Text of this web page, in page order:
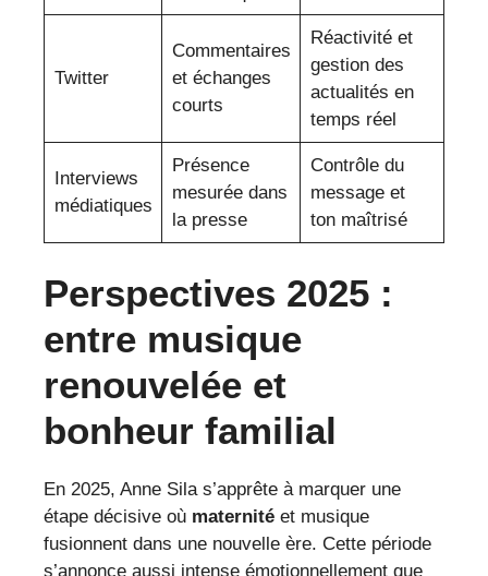
Twitter
Commentaires
et échanges
courts
Réactivité et
gestion des
actualités en
temps réel
Interviews
médiatiques
Présence
mesurée dans
la presse
Contrôle du
message et
ton maîtrisé
Perspectives 2025 :
entre musique
renouvelée et
bonheur familial
En 2025, Anne Sila s’apprête à marquer une
étape décisive où maternité et musique
fusionnent dans une nouvelle ère. Cette période
s’annonce aussi intense émotionnellement que